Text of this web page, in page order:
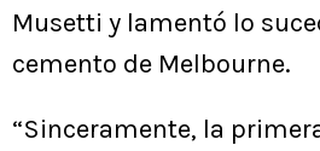
Musetti y lamentó lo
cemento de Melbourne.
“Sinceramente, la